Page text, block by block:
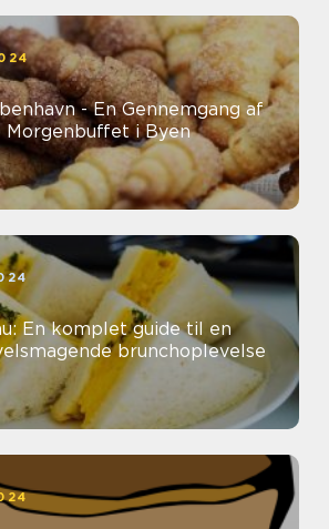
- En Gennemgang af
Morgenbuffet i Byen
En komplet guide til en
brunchoplevelse